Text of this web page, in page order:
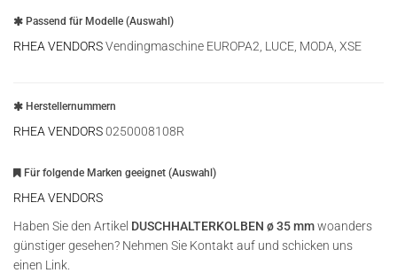
Passend für Modelle (Auswahl)
RHEA VENDORSVendingmaschine EUROPA2, LUCE, MODA, XSE
Herstellernummern
RHEA VENDORS0250008108R
Für folgende Marken geeignet (Auswahl)
RHEA VENDORS
Haben Sie den Artikel DUSCHHALTERKOLBEN ø 35 mmwoanders
günstiger gesehen? Nehmen Sie Kontakt auf und schicken uns
einen Link.